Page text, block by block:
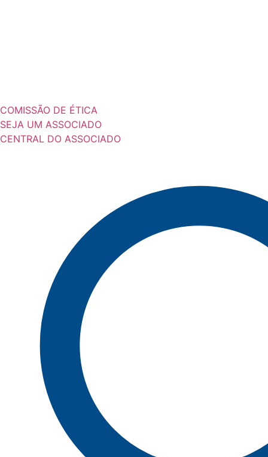
COMISSÃO DE ÉTICA
SEJA UM ASSOCIADO
CENTRAL DO ASSOCIADO